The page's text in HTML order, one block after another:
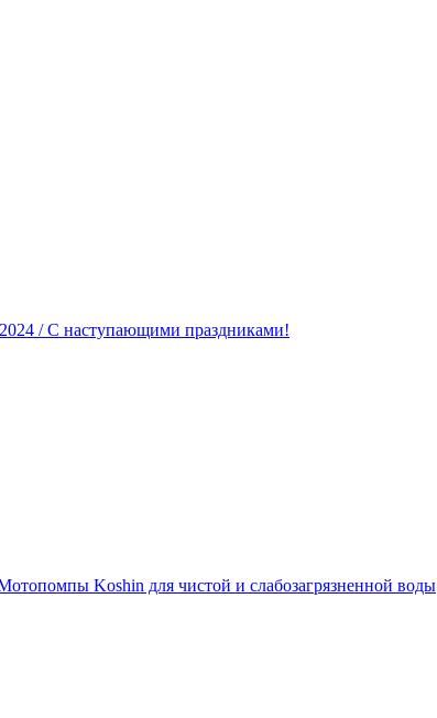
/С наступающими праздниками!
Koshin для чистой и слабозагрязненной воды